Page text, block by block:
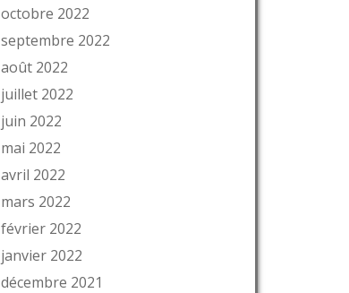
octobre 2022
septembre 2022
août 2022
juillet 2022
juin 2022
mai 2022
avril 2022
mars 2022
février 2022
janvier 2022
décembre 2021